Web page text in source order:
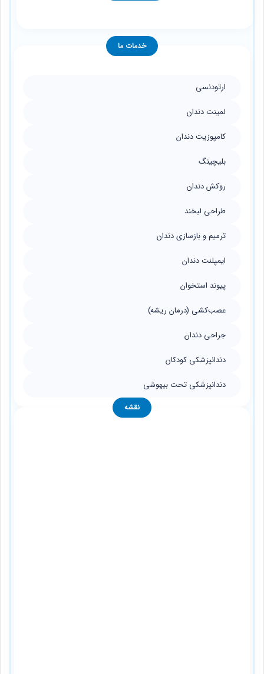
خدمات ما
ارتودنسی
لمینت دندان
کامپوزیت دندان
بلیچینگ
روکش دندان
طراحی لبخند
ترمیم و بازسازی دندان
ایمپلنت دندان
پیوند استخوان
عصب‌کشی (درمان ریشه)
جراحی دندان
دندانپزشکی کودکان
دندانپزشکی تحت بیهوشی
نقشه